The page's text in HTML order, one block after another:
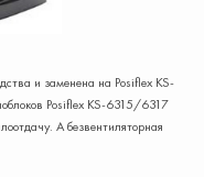
и заменена на Posiflex KS-
Posiflex KS-6315/6317
А безвентиляторная